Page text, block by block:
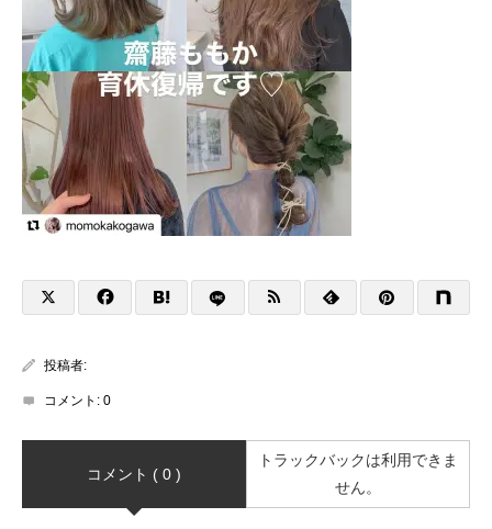
投稿者:
コメント: 0
コメント ( 0 )
トラックバックは利用できま
せん。